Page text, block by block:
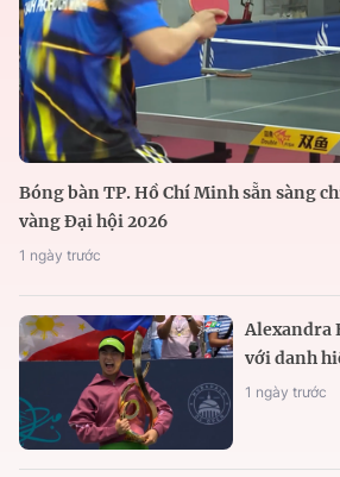
Bóng bàn TP. Hồ Chí Minh sẵn sàng
vàng Đại hội 2026
1 ngày trước
Alexandra
với danh
1 ngày trước